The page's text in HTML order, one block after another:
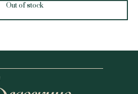
Out of stock